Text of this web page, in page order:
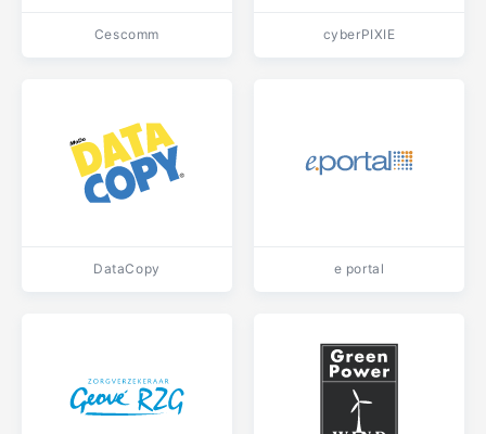
Cescomm cyberPIXIE
DataCopy e portal